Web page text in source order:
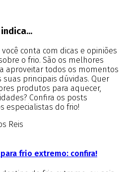
conta com dicas e opiniões
o frio. São os melhores
aproveitar todos os momentos
principais dúvidas. Quer
produtos para aquecer,
Confira os posts
especialistas do frio!
Reis
frio extremo: confira!